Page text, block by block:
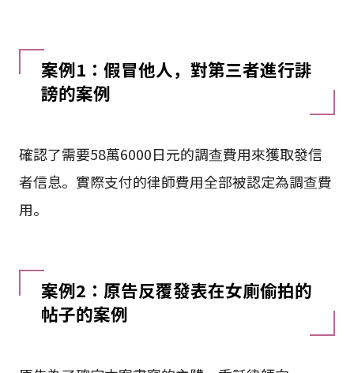
案例1：假冒他人，對第三者進行誹
謗的案例
確認了需要58萬6000日元的調查費用來獲取發信
者信息。實際支付的律師費用全部被認定為調查費
用。
案例2：原告反覆發表在女廁偷拍的
帖子的案例